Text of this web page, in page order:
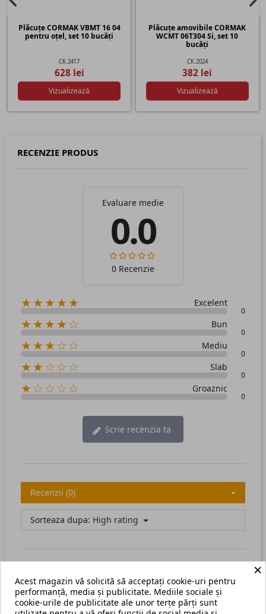
Plăcuțe CORMAK VBMT 16 04
pentru oțel, set 10 bucăți
CK.2417
628 lei
Vizualizează
Plăcuțe amovibile CORMAK
WCMT 06T304 Si, set 10
bucăți
CK.2024
382 lei
Vizualizează
RECENZIE PRODUS
Evaluare medie
0.0
0 Recenzie
★★★★★ Excelent
0
★★★★☆ Bun
0
★★★☆☆ Mediu
0
★★☆☆☆ Slab
0
★☆☆☆☆ Groaznic
0
Scrie recenzia ta
Recenzii (0)
Sorteaza dupa: High rating
There are no available reviews.Scrie recenzia ta.
×
Acest magazin vă solicită să acceptați cookie-uri pentru
performanță, media și publicitate. Mediile sociale și
cookie-urile de publicitate ale unor terțe părți sunt